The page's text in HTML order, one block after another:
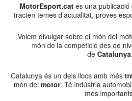
MotorEsport.cat és una
tracten temes d’actualitat, proves
Volem divulgar sobre el món del
món de la competició des de
de Catalunya.
Catalunya és un dels llocs amb més
món del motor. Té indústria
més